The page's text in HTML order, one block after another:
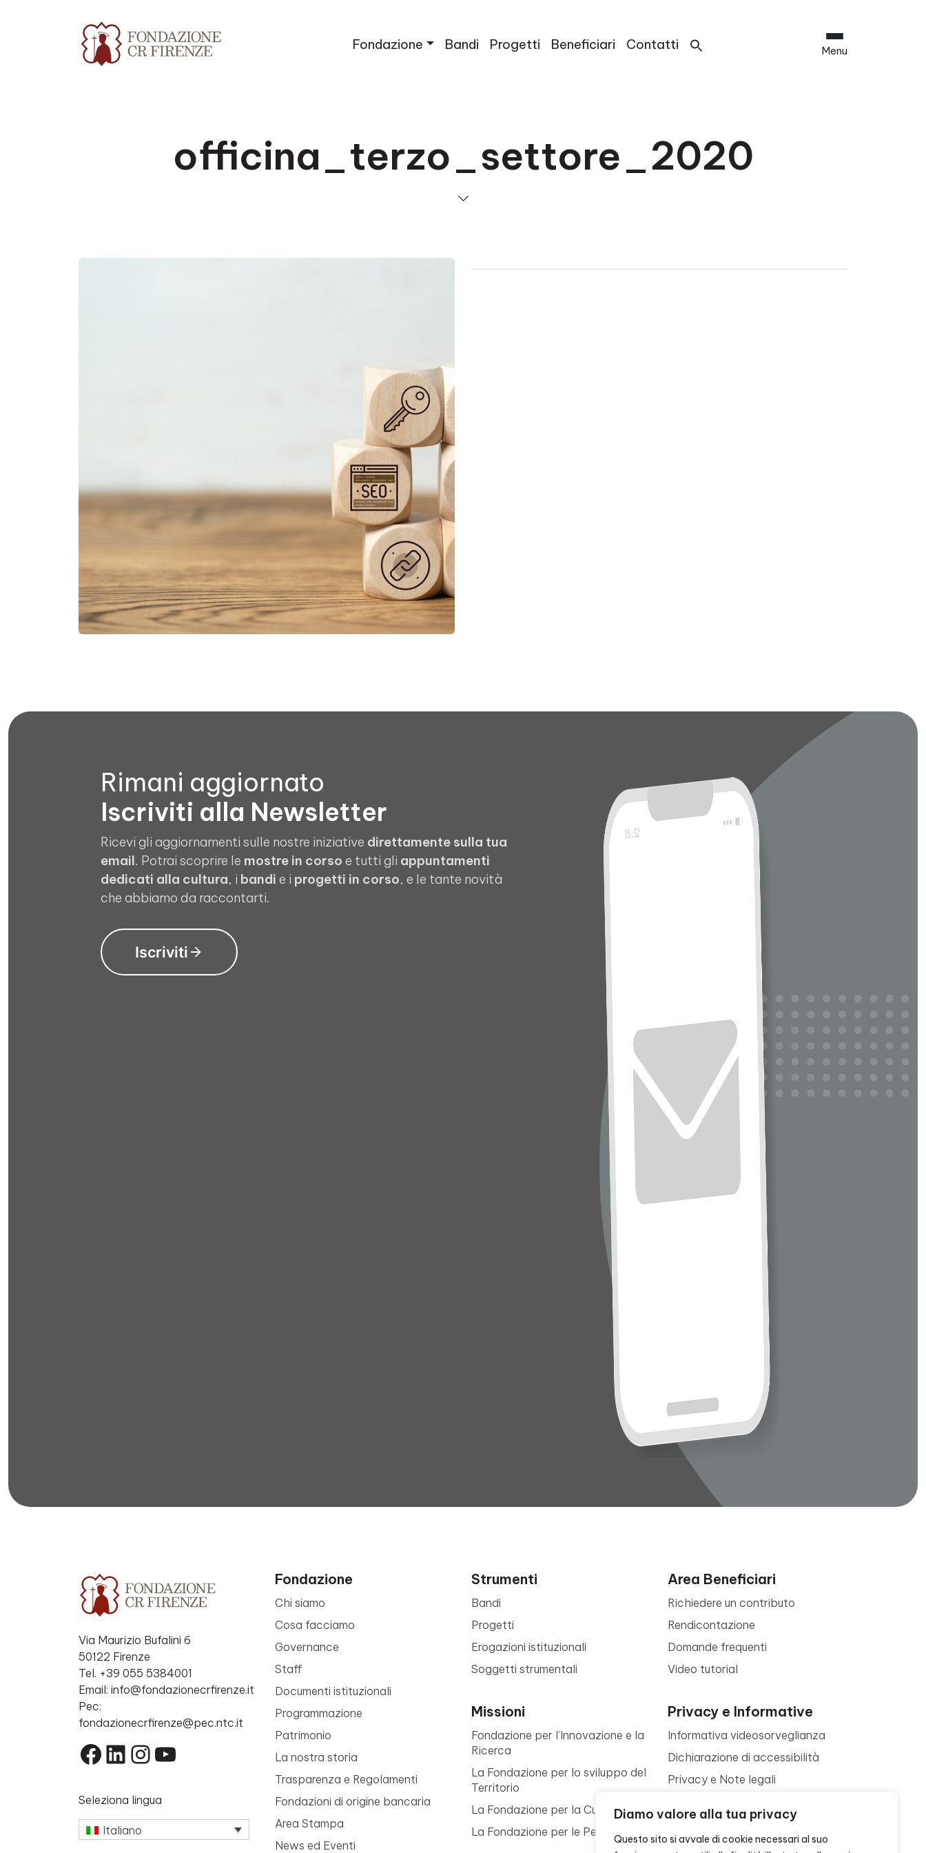
Diamo valore alla tua privacy
Questo sito si avvale di cookie necessari al suo
Fondazione Bandi Progetti Beneficiari Contatti Menu
officina_terzo_settore_2020
Rimani aggiornato
Iscriviti alla Newsletter
Ricevi gli aggiornamenti sulle nostre iniziative direttamente sulla tua
email. Potrai scoprire le mostre in corso e tutti gli appuntamenti
dedicati alla cultura, i bandi e i progetti in corso, e le tante novità
che abbiamo da raccontarti.
Iscriviti
Via Maurizio Bufalini 6
50122 Firenze
Tel. +39 055 5384001
Email: info@fondazionecrfirenze.it
Pec:
fondazionecrfirenze@pec.ntc.it
Facebook
LinkedIn
Instagram
YouTube
Seleziona lingua
Italiano
Fondazione
Chi siamo
Cosa facciamo
Governance
Staff
Documenti istituzionali
Programmazione
Patrimonio
La nostra storia
Trasparenza e Regolamenti
Fondazioni di origine bancaria
Area Stampa
News ed Eventi
Strumenti
Bandi
Progetti
Erogazioni istituzionali
Soggetti strumentali
Missioni
Fondazione per l’Innovazione e la
Ricerca
La Fondazione per lo sviluppo del
Territorio
La Fondazione per la Cultura
La Fondazione per le Persone
Area Beneficiari
Richiedere un contributo
Rendicontazione
Domande frequenti
Video tutorial
Privacy e Informative
Informativa videosorveglianza
Dichiarazione di accessibilità
Privacy e Note legali
Contattaci